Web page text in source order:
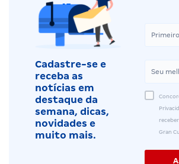
Cadastre-se e
receba as
notícias em
destaque da
semana, dicas,
novidades e
muito mais.
Gran